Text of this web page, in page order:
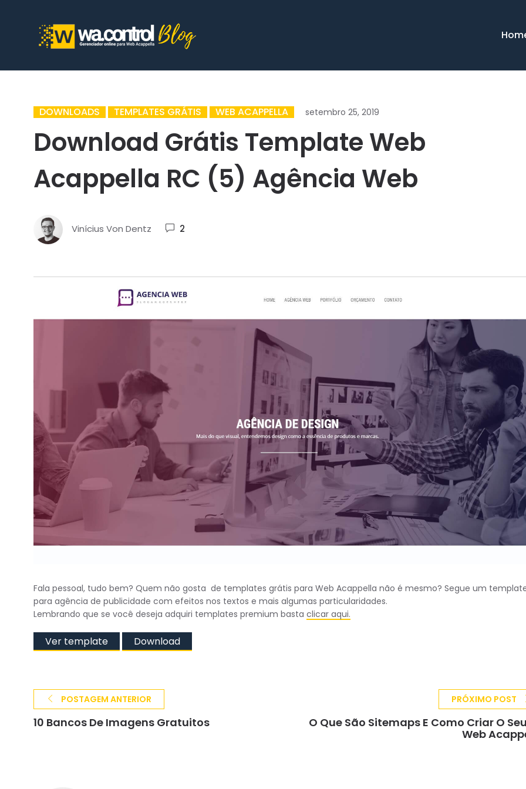
DOWNLOADS TEMPLATES GRÁTIS WEB ACAPPELLA setembro 25, 2019
Download Grátis Template Web
Acappella RC (5) Agência Web
Vinícius Von Dentz 2
Fala pessoal, tudo bem? Quem não gosta de templates grátis para Web Acappella não é mesmo? Segue um
para agência de publicidade com efeitos nos textos e mais algumas particularidades.
Lembrando que se você deseja adquiri templates premium basta clicar aqui.
Ver template Download
POSTAGEM ANTERIOR
10 Bancos De Imagens Gratuitos
PRÓXIMO POST
O Que São Sitemaps E Como Criar O
Web